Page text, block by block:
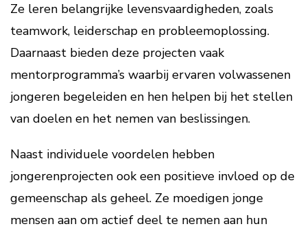
Ze leren belangrijke levensvaardigheden, zoals
teamwork, leiderschap en probleemoplossing.
Daarnaast bieden deze projecten vaak
mentorprogramma’s waarbij ervaren volwassenen
jongeren begeleiden en hen helpen bij het stellen
van doelen en het nemen van beslissingen.
Naast individuele voordelen hebben
jongerenprojecten ook een positieve invloed op de
gemeenschap als geheel. Ze moedigen jonge
mensen aan om actief deel te nemen aan hun